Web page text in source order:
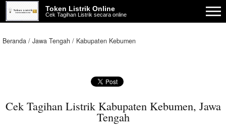
Token Listrik Online
Cek Tagihan Listrik secara online
Beranda Jawa Tengah Kabupaten Kebumen
Cek Tagihan Listrik Kabupaten Kebumen, Jawa
Tengah